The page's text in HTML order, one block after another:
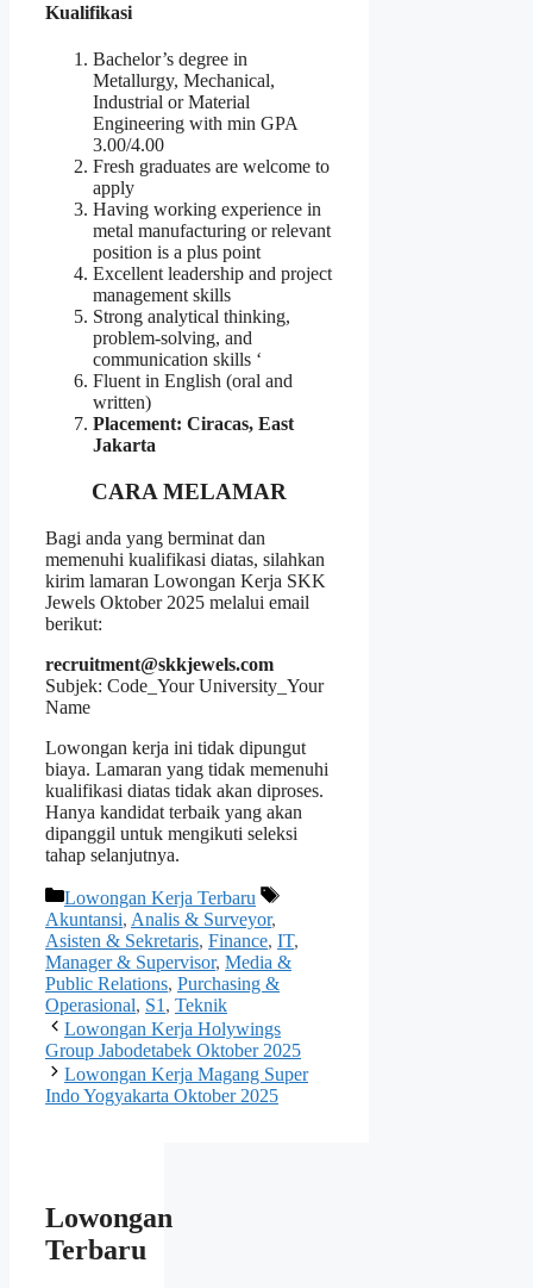
Kualifikasi
Bachelor’s degree in
Metallurgy, Mechanical,
Industrial or Material
Engineering with min GPA
3.00/4.00
Fresh graduates are welcome to
apply
Having working experience in
metal manufacturing or relevant
position is a plus point
Excellent leadership and project
management skills
Strong analytical thinking,
problem-solving, and
communication skills ‘
Fluent in English (oral and
written)
Placement: Ciracas, East
Jakarta
CARA MELAMAR
Bagi anda yang berminat dan
memenuhi kualifikasi diatas, silahkan
kirim lamaran Lowongan Kerja SKK
Jewels Oktober 2025 melalui email
berikut:
recruitment@skkjewels.com
Subjek: Code_Your University_Your
Name
Lowongan kerja ini tidak dipungut
biaya. Lamaran yang tidak memenuhi
kualifikasi diatas tidak akan diproses.
Hanya kandidat terbaik yang akan
dipanggil untuk mengikuti seleksi
tahap selanjutnya.
Kategori
Lowongan Kerja Terbaru
Tag
Akuntansi, Analis & Surveyor,
Asisten & Sekretaris, Finance, IT,
Manager & Supervisor, Media &
Public Relations, Purchasing &
Operasional, S1 , Teknik
Lowongan Kerja Holywings
Group Jabodetabek Oktober 2025
Lowongan Kerja Magang Super
Indo Yogyakarta Oktober 2025
Lowongan
Terbaru